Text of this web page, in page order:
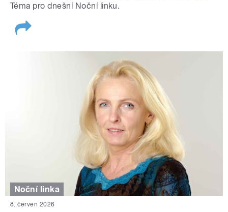
Téma pro dnešní Noční linku.
Noční linka
8. červen 2026